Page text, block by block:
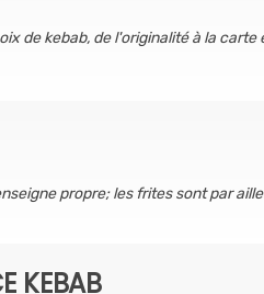
de kebab, de l'originalité à la carte
propre; les frites sont par
KEBAB